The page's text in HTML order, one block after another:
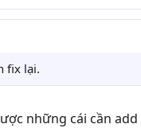
fix lại.
những cái cần